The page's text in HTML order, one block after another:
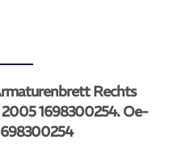
Rechts
2005 1698300254. Oe-